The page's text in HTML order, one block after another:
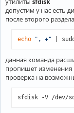
допустим у нас есть
после второго
echo ", +" |
данная команда
пропишет изменения
проверка на
sfdisk -V /dev/